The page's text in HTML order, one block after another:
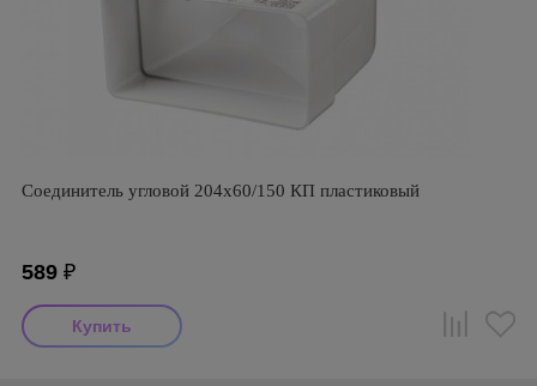
Соединитель угловой 204х60/150 КП пластиковый
589 ₽